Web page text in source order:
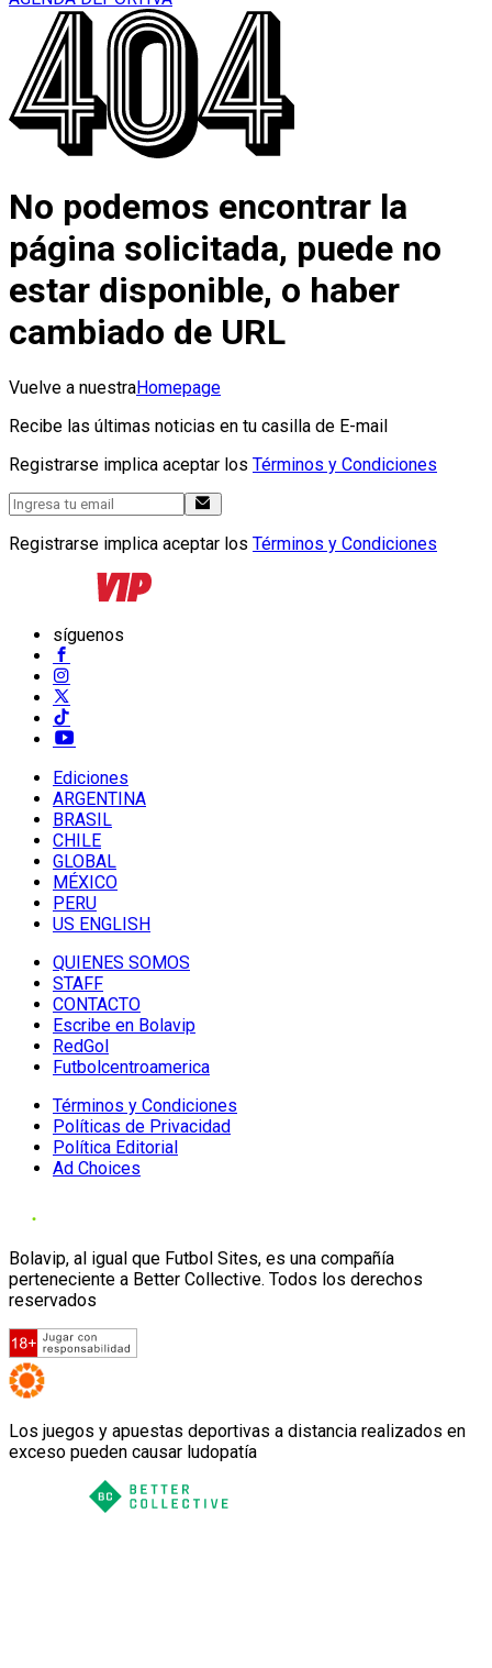
No podemos encontrar la
página solicitada, puede no
estar disponible, o haber
cambiado de URL
Vuelve a nuestraHomepage
Recibe las últimas noticias en tu casilla de E-mail
Registrarse implica aceptar los Términos y Condiciones
Registrarse implica aceptar los Términos y Condiciones
síguenos
Ediciones
ARGENTINA
BRASIL
CHILE
GLOBAL
MÉXICO
PERU
US ENGLISH
QUIENES SOMOS
STAFF
CONTACTO
Escribe en Bolavip
RedGol
Futbolcentroamerica
Términos y Condiciones
Políticas de Privacidad
Política Editorial
Ad Choices
Bolavip, al igual que Futbol Sites, es una compañía
perteneciente a Better Collective. Todos los derechos
reservados
Los juegos y apuestas deportivas a distancia realizados en
exceso pueden causar ludopatía